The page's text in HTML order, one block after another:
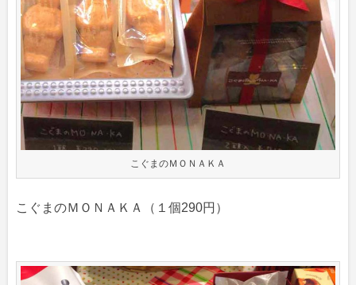
こぐまのＭＯＮＡＫＡ
こぐまのＭＯＮＡＫＡ（１個290円）